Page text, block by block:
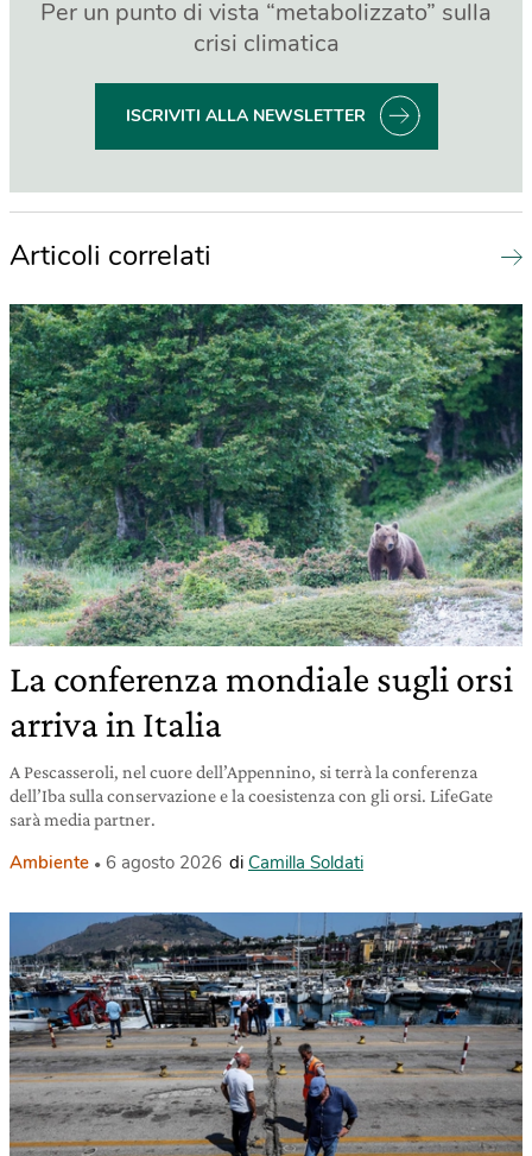
Per un punto di vista “metabolizzato” sulla
crisi climatica
ISCRIVITI ALLA NEWSLETTER
Articoli correlati
La conferenza mondiale sugli orsi
arriva in Italia
A Pescasseroli, nel cuore dell’Appennino, si terrà la conferenza
dell’Iba sulla conservazione e la coesistenza con gli orsi. LifeGate
sarà media partner.
Ambiente 6 agosto 2026 di Camilla Soldati